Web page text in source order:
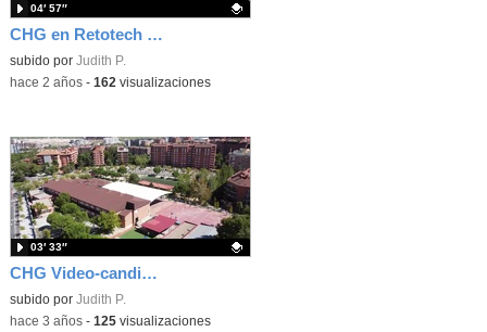
CHG en Retotech 2024-2025
Contenido educativo.
subido por Judith P.
04′ 57″
-hace 2 años- 162 visualizaciones
CHG Video-candidatura Retotech 23-24
Contenido educativo.
subido por Judith P.
03′ 33″
-hace 3 años- 125visualizaciones